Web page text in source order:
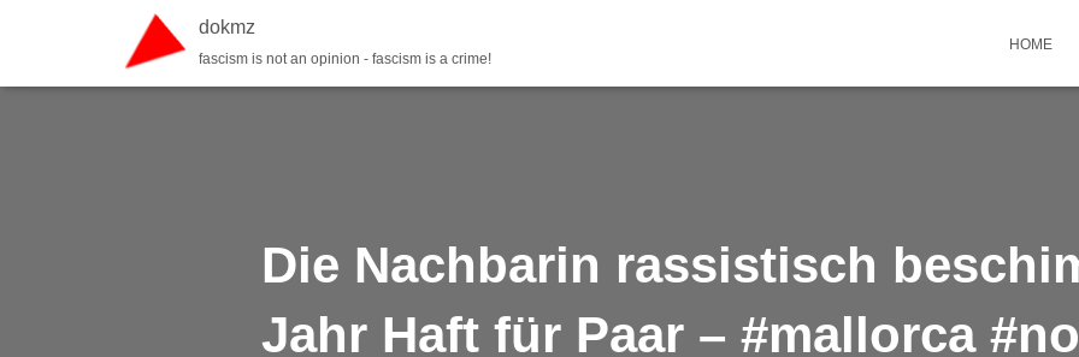
dokmz
fascism is not an opinion - fascism is a crime!
HOME
Die Nachbarin rassistisch
Jahr Haft für Paar – #mallorca